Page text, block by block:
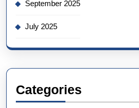
September 2025
July 2025
Categories